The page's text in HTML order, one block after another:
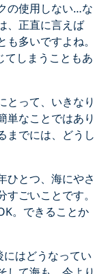
の使用しない…な
、正直に言えば
多いですよね。
てしまうこともあ
とって、いきなり
単なことではあり
までには、どうし
ひとつ、海にやさ
ごいことです。
。できることか
はどうなってい